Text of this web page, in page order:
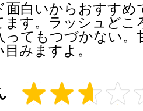
面白いからおすすめ
ます。ラッシュどこ
ってもつづかない。
みますよ。